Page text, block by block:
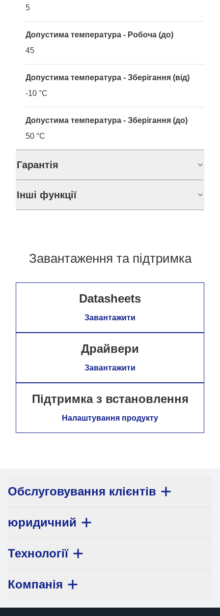
5
Допустима температура - Робоча (до)
45
Допустима температура - Зберігання (від)
-10 °C
Допустима температура - Зберігання (до)
50 °C
Гарантія
Інші функції
Завантаження та підтримка
Datasheets
Завантажити
Драйвери
Завантажити
Підтримка з встановлення
Налаштування продукту
Обслуговування клієнтів
юридичний
Технології
Компанія